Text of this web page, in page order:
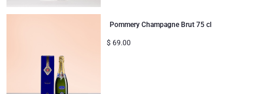
Pommery Champagne Brut 75 cl
$ 69.00